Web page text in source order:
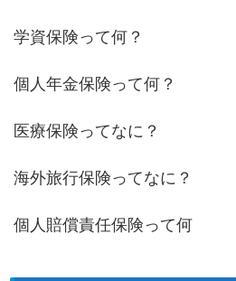
学資保険って何？
個人年金保険って何？
医療保険ってなに？
海外旅行保険ってなに？
個人賠償責任保険って何